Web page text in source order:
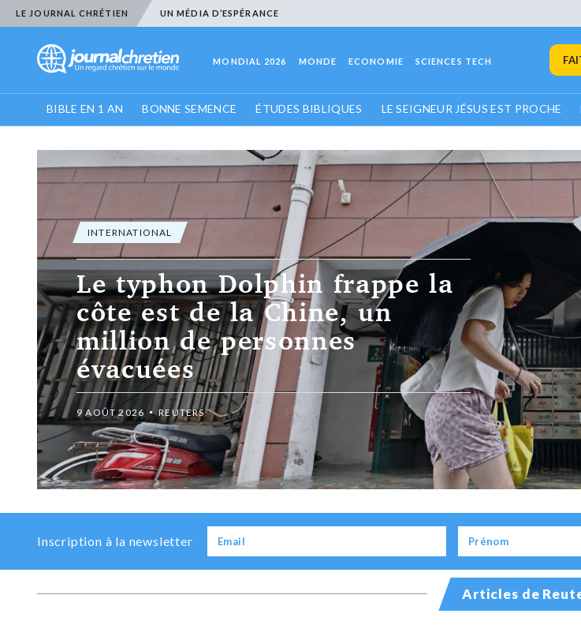
LE JOURNAL CHRÉTIEN UN MÉDIA D’ESPÉRANCE
MONDIAL 2026 MONDE ECONOMIE SCIENCES TECH
BIBLE EN 1 AN BONNE SEMENCE ÉTUDES BIBLIQUES LE SEIGNEUR JÉSUS EST PROCHE
INTERNATIONAL
Le typhon Dolphin frappe la
côte est de la Chine, un
million de personnes
évacuées
9 AOÛT 2026 REUTERS
Previous
Next
Inscription à la newsletter
Articles de